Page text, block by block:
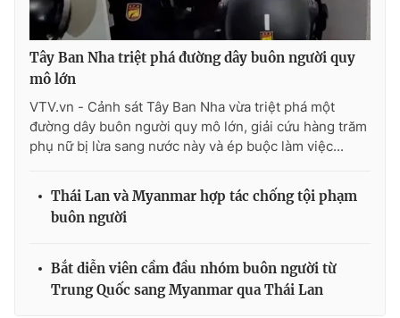
® Cấm sao chép dưới mọi hình thức nếu không có sự chấp
thuận bằng văn bản. Ghi rõ nguồn VTV.vn khi phát hành lại
Tây Ban Nha triệt phá đường dây buôn người quy
mô lớn
VTV.vn - Cảnh sát Tây Ban Nha vừa triệt phá một
đường dây buôn người quy mô lớn, giải cứu hàng trăm
phụ nữ bị lừa sang nước này và ép buộc làm việc...
Thái Lan và Myanmar hợp tác chống tội phạm
buôn người
Bắt diễn viên cầm đầu nhóm buôn người từ
Trung Quốc sang Myanmar qua Thái Lan